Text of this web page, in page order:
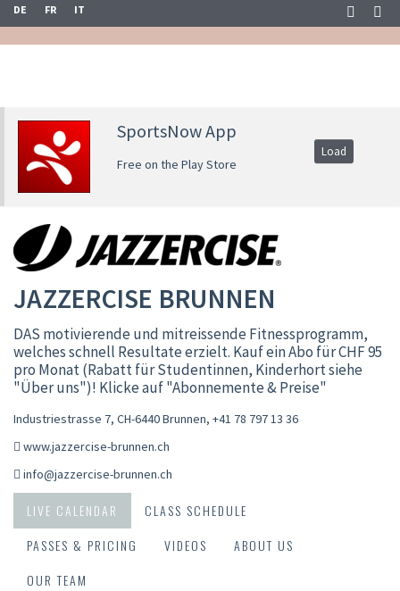
DE FR IT
SportsNow App
Free on the Play Store
Load
JAZZERCISE BRUNNEN
DAS motivierende und mitreissende Fitnessprogramm,
welches schnell Resultate erzielt. Kauf ein Abo für CHF 95
pro Monat (Rabatt für Studentinnen, Kinderhort siehe
"Über uns")! Klicke auf "Abonnemente & Preise"
Industriestrasse 7, CH-6440 Brunnen, +41 78 797 13 36
www.jazzercise-brunnen.ch
info@jazzercise-brunnen.ch
LIVE CALENDAR
CLASS SCHEDULE
PASSES & PRICING
VIDEOS
ABOUT US
OUR TEAM